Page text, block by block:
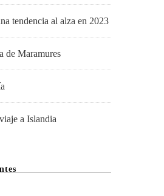
tendencia al alza en 2023
de Maramures
a Islandia